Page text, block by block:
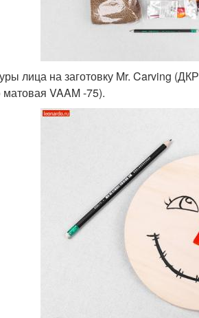
лица на заготовку Mr. Carving
VAAM -75).